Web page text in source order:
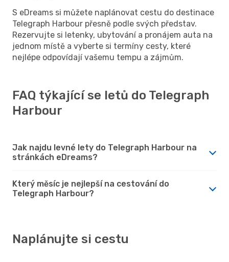
S eDreams si můžete naplánovat cestu do destinace
Telegraph Harbour přesně podle svých představ.
Rezervujte si letenky, ubytování a pronájem auta na
jednom místě a vyberte si termíny cesty, které
nejlépe odpovídají vašemu tempu a zájmům.
FAQ týkající se letů do Telegraph
Harbour
Jak najdu levné lety do Telegraph Harbour na
stránkách eDreams?
Který měsíc je nejlepší na cestování do
Telegraph Harbour?
Naplánujte si cestu